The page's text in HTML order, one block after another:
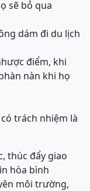
sẽ bỏ qua
dám đi du lịch
điểm, khi
nàn khi họ
trách nhiệm là
thúc đẩy giao
hòa bình
môi trường,